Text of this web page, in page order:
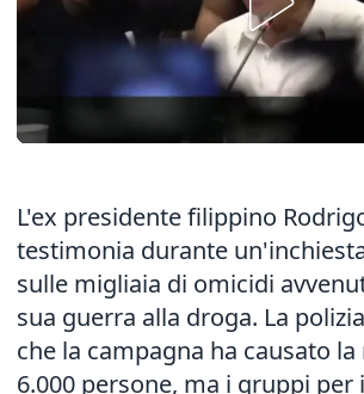
L'ex presidente filippino
testimonia durante
sulle migliaia di omicidi
sua guerra alla droga. La
che la campagna ha causato
6.000 persone, ma i gruppi